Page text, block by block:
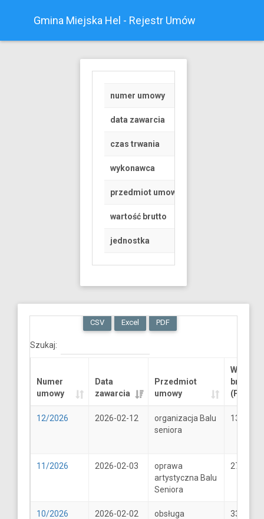
Gmina Miejska Hel - Rejestr Umów
numer umowy
data zawarcia
czas trwania
wykonawca
przedmiot umowy
wartość brutto
jednostka
CSV Excel PDF
Szukaj:
Numer
umowy
Data
zawarcia
Przedmiot
umowy
Wartość
brutto
(PLN)
12/2026 2026-02-12
organizacja Balu
seniora
13289.6
11/2026 2026-02-03
oprawa
artystyczna Balu
Seniora
2706
10/2026 2026-02-02
obsługa
33